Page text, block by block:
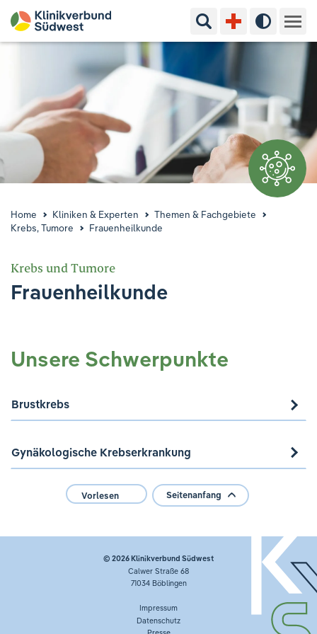
Suchbegriff eingeben
Hoher
Kliniken & Experten
Ihr Aufenthalt
Pflege & Beratung
Ausbildung & Studium
Jobs & Karriere
Standorte & Kontakt Aktuelles
Home Kliniken & Experten
Themen & Fachgebiete
Krebs, Tumore
Frauenheilkunde
Krebs und Tumore
Frauenheilkunde
Unsere Schwerpunkte
Brustkrebs
Gynäkologische Krebserkrankung
Vorlesen Seitenanfang
© 2026Klinikverbund Südwest
Calwer Straße 68
71034 Böblingen
Impressum
Datenschutz